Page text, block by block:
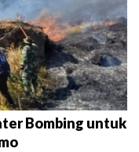
Bombing untuk